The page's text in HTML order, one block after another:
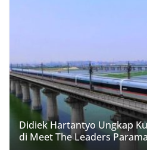
Didiek Hartantyo Ungkap
di Meet The Leaders